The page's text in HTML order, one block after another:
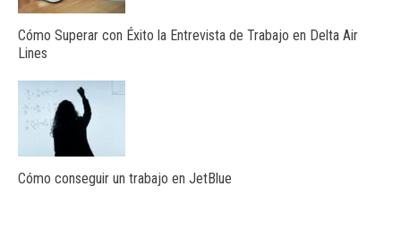
Cómo Superar con Éxito la Entrevista de Trabajo en Delta Air
Lines
Cómo conseguir un trabajo en JetBlue